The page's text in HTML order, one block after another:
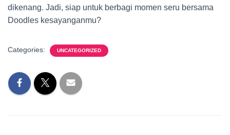
dikenang. Jadi, siap untuk berbagi momen seru bersama
Doodles kesayanganmu?
Categories: UNCATEGORIZED